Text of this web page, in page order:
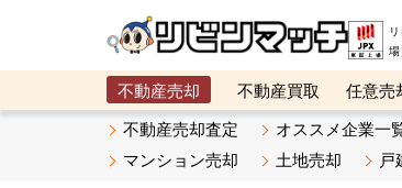
不動産売却 不動産買取 任意売
メタ住宅展示場
ベスト不動産カンパ
不動産売却査定 オススメ企業一
マンション売却
土地売却 戸